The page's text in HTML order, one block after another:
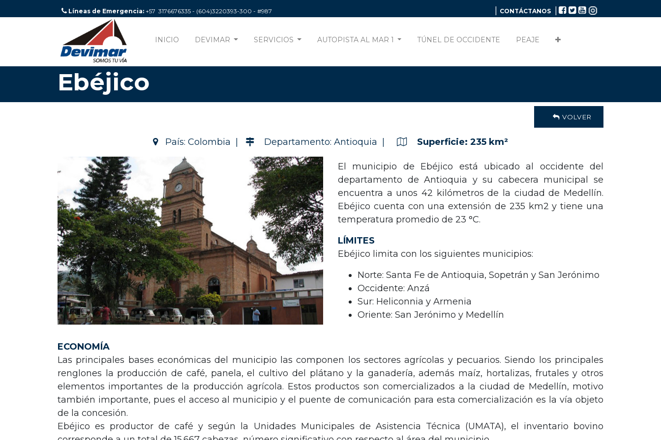
Líneas de Emergencia: +57 3176676335 - (604)3220393-300 - #987 CONTÁCTANOS
INICIO DEVIMAR SERVICIOS AUTOPISTA AL MAR 1 TÚNEL DE OCCIDENTE PEAJE
Ebéjico
VOLVER
País: Colombia | Departamento: Antioquia | Superficie: 235 km²
El municipio de Ebéjico está ubicado al occidente del
departamento de Antioquia y su cabecera municipal se
encuentra a unos 42 kilómetros de la ciudad de Medellín.
Ebéjico cuenta con una extensión de 235 km2 y tiene una
temperatura promedio de 23 °C.
LÍMITES
Ebéjico limita con los siguientes municipios:
Norte: Santa Fe de Antioquia, Sopetrán y San Jerónimo
Occidente: Anzá
Sur: Heliconnia y Armenia
Oriente: San Jerónimo y Medellín
ECONOMÍA
Las principales bases económicas del municipio las componen los sectores agrícolas y pecuarios. Siendo los principales
renglones la producción de café, panela, el cultivo del plátano y la ganadería, además maíz, hortalizas, frutales y otros
elementos importantes de la producción agrícola. Estos productos son comercializados a la ciudad de Medellín, motivo
también importante, pues el acceso al municipio y el puente de comunicación para esta comercialización es la vía objeto
de la concesión.
Ebéjico es productor de café y según la Unidades Municipales de Asistencia Técnica (UMATA), el inventario bovino